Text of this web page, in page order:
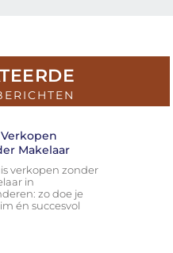
Makelaar
verkopen zonder
in
zo doe je
én succesvol